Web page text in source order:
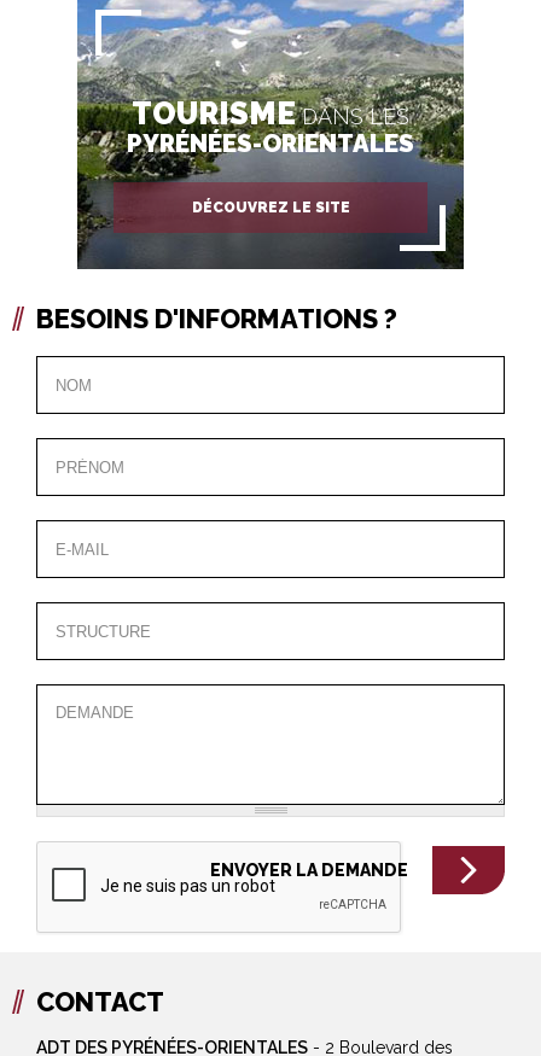
TOURISMEDANS LES
PYRÉNÉES-ORIENTALES
DÉCOUVREZ LE SITE
BESOINS D'INFORMATIONS ?
CONTACT
ADT DES PYRÉNÉES-ORIENTALES - 2 Boulevard des